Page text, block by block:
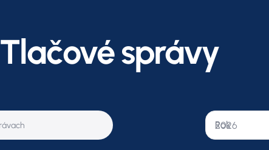
Tlačové správy
Rok